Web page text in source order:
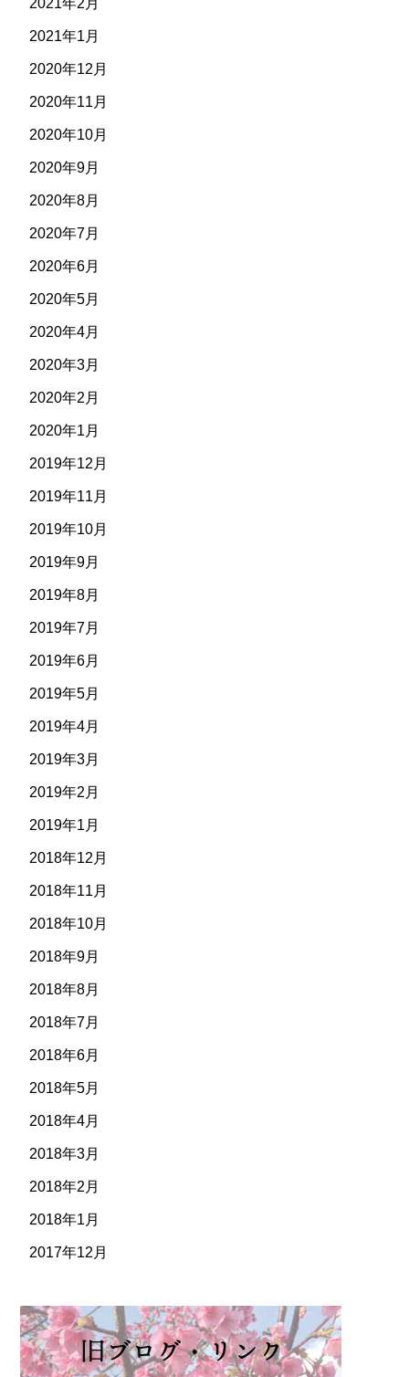
2021年2月
2021年1月
2020年12月
2020年11月
2020年10月
2020年9月
2020年8月
2020年7月
2020年6月
2020年5月
2020年4月
2020年3月
2020年2月
2020年1月
2019年12月
2019年11月
2019年10月
2019年9月
2019年8月
2019年7月
2019年6月
2019年5月
2019年4月
2019年3月
2019年2月
2019年1月
2018年12月
2018年11月
2018年10月
2018年9月
2018年8月
2018年7月
2018年6月
2018年5月
2018年4月
2018年3月
2018年2月
2018年1月
2017年12月